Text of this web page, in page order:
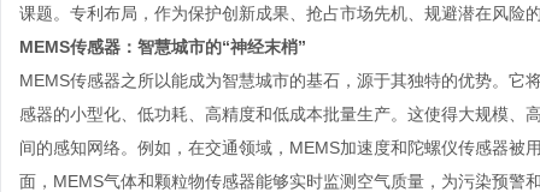
课题。专利布局，作为保护创新成果、抢占市场先机、规避潜在风险
MEMS传感器：智慧城市的“神经末梢”
MEMS传感器之所以能成为智慧城市的基石，源于其独特的优势。
感器的小型化、低功耗、高精度和低成本批量生产。这使得大规模
间的感知网络。例如，在交通领域，MEMS加速度和陀螺仪传感器
面，MEMS气体和颗粒物传感器能够实时监测空气质量，为污染预警